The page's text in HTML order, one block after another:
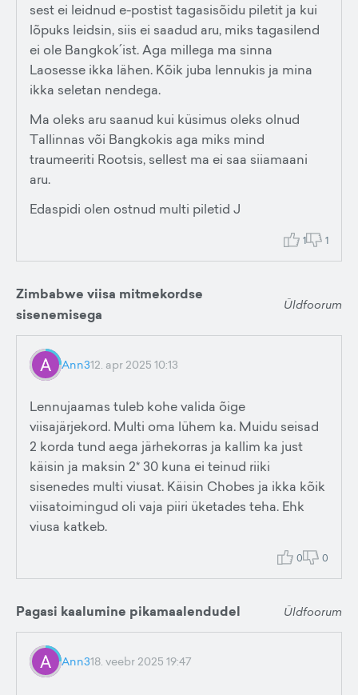
sest ei leidnud e-postist tagasisõidu piletit ja kui
lõpuks leidsin, siis ei saadud aru, miks tagasilend
ei ole Bangkok´ist. Aga millega ma sinna
Laosesse ikka lähen. Kõik juba lennukis ja mina
ikka seletan nendega.
Ma oleks aru saanud kui küsimus oleks olnud
Tallinnas või Bangkokis aga miks mind
traumeeriti Rootsis, sellest ma ei saa siiamaani
aru.
Edaspidi olen ostnud multi piletid J
1 1
Zimbabwe viisa mitmekordse
sisenemisega
Üldfoorum
Ann312. apr 2025 10:13
Lennujaamas tuleb kohe valida õige
viisajärjekord. Multi oma lühem ka. Muidu seisad
2 korda tund aega järhekorras ja kallim ka just
käisin ja maksin 2* 30 kuna ei teinud riiki
sisenedes multi viusat. Käisin Chobes ja ikka kõik
viisatoimingud oli vaja piiri üketades teha. Ehk
viusa katkeb.
0 0
Pagasi kaalumine pikamaalendudel Üldfoorum
Ann318. veebr 2025 19:47